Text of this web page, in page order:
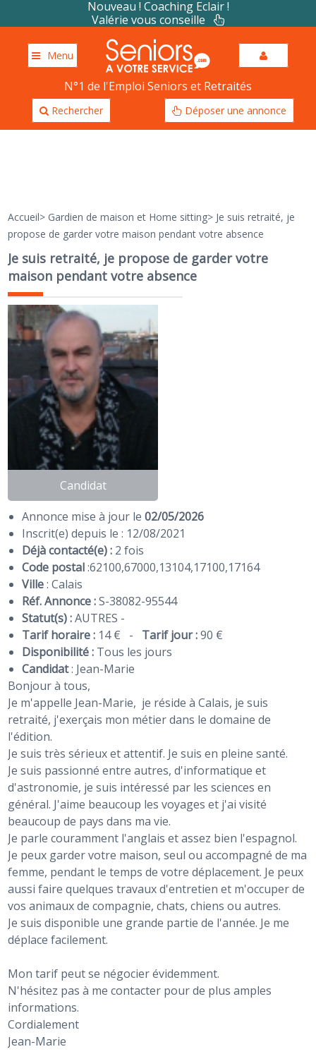
Nouveau ! Coaching Eclair !
Valérie vous conseille
Menu
N°1 de l'Emploi Seniors et Retraités
Rechercher Déposer une annonce
Accueil> Gardien de maison et Home sitting> Je suis retraité, je
propose de garder votre maison pendant votre absence
Je suis retraité, je propose de garder votre
maison pendant votre absence
Candidat
Annonce mise à jour le02/05/2026
Inscrit(e) depuis le : 12/08/2021
Déjà contacté(e) : 2 fois
Code postal:62100,67000,13104,17100,17164
Ville: Calais
Réf. Annonce :S-38082-95544
Statut(s) :AUTRES -
Tarif horaire : 14 € - Tarif jour :90 €
Disponibilité : Tous les jours
Candidat: Jean-Marie
Bonjour à tous,
Je m'appelle Jean-Marie, je réside à Calais, je suis
retraité, j'exerçais mon métier dans le domaine de
l'édition.
Je suis très sérieux et attentif. Je suis en pleine santé.
Je suis passionné entre autres, d'informatique et
d'astronomie, je suis intéressé par les sciences en
général. J'aime beaucoup les voyages et j'ai visité
beaucoup de pays dans ma vie.
Je parle couramment l'anglais et assez bien l'espagnol.
Je peux garder votre maison, seul ou accompagné de ma
femme, pendant le temps de votre déplacement. Je peux
aussi faire quelques travaux d'entretien et m'occuper de
vos animaux de compagnie, chats, chiens ou autres.
Je suis disponible une grande partie de l'année. Je me
déplace facilement.
Mon tarif peut se négocier évidemment.
N'hésitez pas à me contacter pour de plus amples
informations.
Cordialement
Jean-Marie